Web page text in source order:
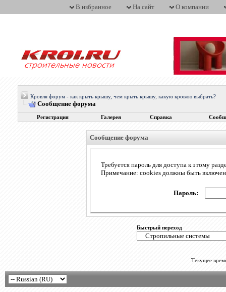
В избранное На сайт О компании
Кровля форум - как крыть крышу, чем крыть крышу, какую кровлю выбрать?
Сообщение форума
Регистрация Галерея Справка
Сообщение форума
Требуется пароль для доступа к этому
Примечание: cookies должны быть
Пароль:
Быстрый переход
Текущее